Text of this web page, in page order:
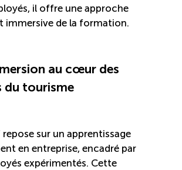
de formation EMERIT
en milieu de travail (PAMT)
il offre une approche
immersive de la formation.
au cœur des
du tourisme
repose sur un apprentissage
en entreprise, encadré par
expérimentés. Cette